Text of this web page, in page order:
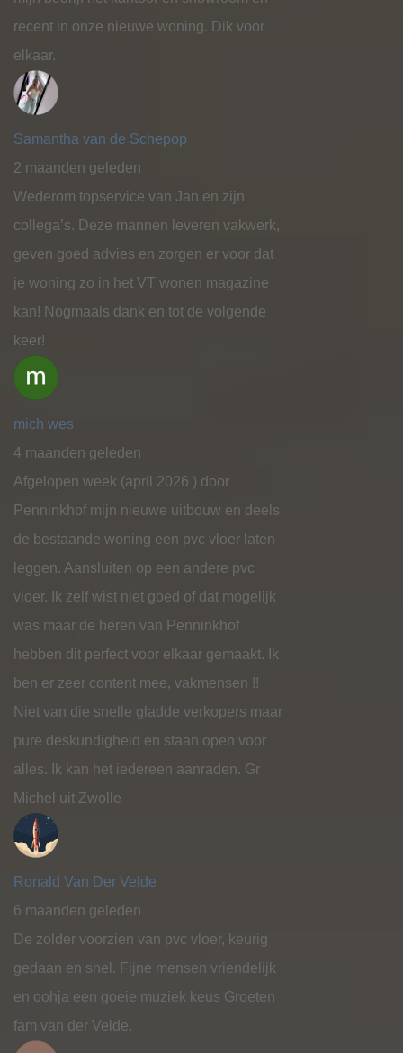
recent in onze nieuwe woning. Dik voor
elkaar.
Samantha van de Schepop
2 maanden geleden
Wederom topservice van Jan en zijn
collega’s. Deze mannen leveren vakwerk,
geven goed advies en zorgen er voor dat
je woning zo in het VT wonen magazine
kan! Nogmaals dank en tot de volgende
keer!
mich wes
4 maanden geleden
Afgelopen week (april 2026 ) door
Penninkhof mijn nieuwe uitbouw en deels
de bestaande woning een pvc vloer laten
leggen. Aansluiten op een andere pvc
vloer. Ik zelf wist niet goed of dat mogelijk
was maar de heren van Penninkhof
hebben dit perfect voor elkaar gemaakt. Ik
ben er zeer content mee, vakmensen !!
Niet van die snelle gladde verkopers maar
pure deskundigheid en staan open voor
alles. Ik kan het iedereen aanraden. Gr
Michel uit Zwolle
Ronald Van Der Velde
6 maanden geleden
De zolder voorzien van pvc vloer, keurig
gedaan en snel. Fijne mensen vriendelijk
en oohja een goeie muziek keus Groeten
fam van der Velde.